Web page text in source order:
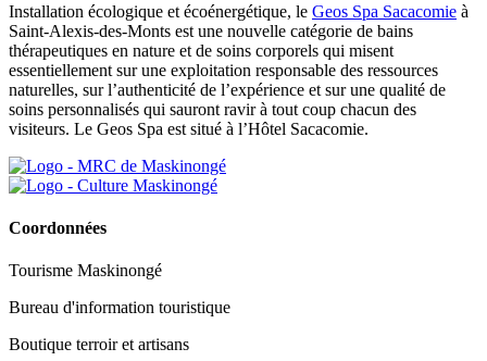
Installation écologique et écoénergétique, le Geos Spa Sacacomie à
Saint-Alexis-des-Monts est une nouvelle catégorie de bains
thérapeutiques en nature et de soins corporels qui misent
essentiellement sur une exploitation responsable des ressources
naturelles, sur l’authenticité de l’expérience et sur une qualité de
soins personnalisés qui sauront ravir à tout coup chacun des
visiteurs. Le Geos Spa est situé à l’Hôtel Sacacomie.
Coordonnées
Tourisme Maskinongé
Bureau d'information touristique
Boutique terroir et artisans